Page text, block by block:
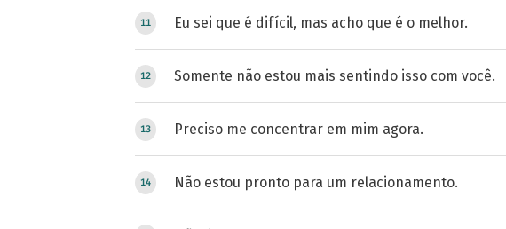
Eu sei que é difícil, mas acho que é o melhor.
Somente não estou mais sentindo isso com você.
Preciso me concentrar em mim agora.
Não estou pronto para um relacionamento.